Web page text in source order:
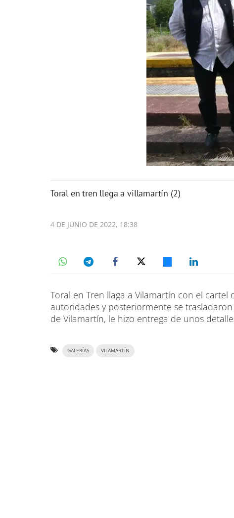
toral en tren llega a villamartín (2)
4 DE JUNIO DE 2022, 18:38
Toral en Tren llaga a Vilamartín con el
autoridades y posteriormente se
de Vilamartín, le hizo entrega de unos
GALERÍAS VILAMARTÍN